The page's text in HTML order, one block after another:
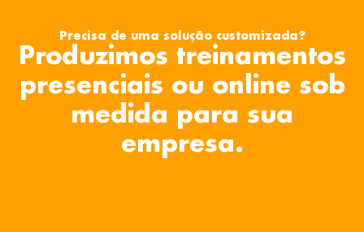
Precisa de uma solução customizada?
Produzimos treinamentos
presenciais ou online sob
medida para sua
empresa.